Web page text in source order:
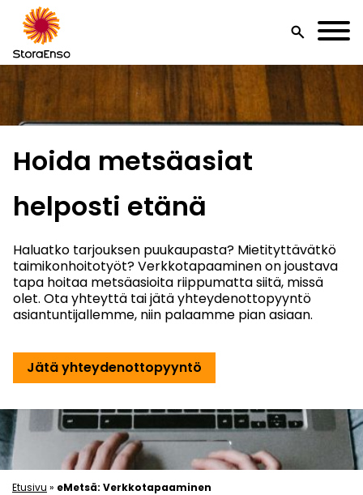
search
Hoida metsäasiat
helposti etänä
Haluatko tarjouksen puukaupasta? Mietityttävätkö
taimikonhoitotyöt? Verkkotapaaminen on joustava
tapa hoitaa metsäasioita riippumatta siitä, missä
olet. Ota yhteyttä tai jätä yhteydenottopyyntö
asiantuntijallemme, niin palaamme pian asiaan.
Jätä yhteydenottopyyntö
Etusivu » eMetsä: Verkkotapaaminen